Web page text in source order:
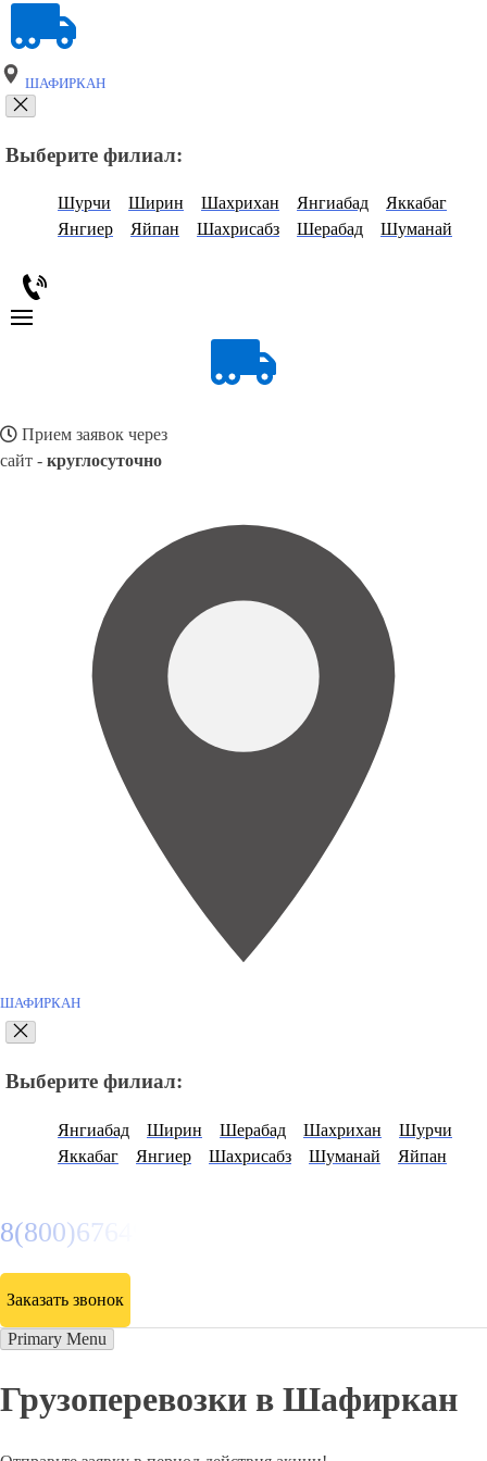
ШАФИРКАН
Выберите филиал:
Шурчи Ширин Шахрихан Янгиабад
Яккабаг
Янгиер
Яйпан Шахрисабз Шерабад Шуманай
Прием заявок через
сайт - круглосуточно
ШАФИРКАН
Выберите филиал:
Янгиабад Ширин Шерабад Шахрихан
Шурчи
Яккабаг
Янгиер Шахрисабз Шуманай Яйпан
8(800)6764935
Заказать звонок
Primary Menu
Грузоперевозки в Шафиркан